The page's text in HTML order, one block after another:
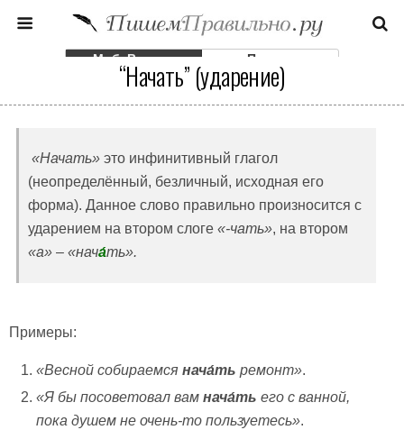
Моб. Версия Полная
“Начать” (ударение)
«Начать» это инфинитивный глагол
(неопределённый, безличный, исходная его
форма). Данное слово правильно произносится с
ударением на втором слоге «-чать», на втором
«а» – «нача́ть».
Примеры:
«Весной собираемсянача́ть ремонт».
«Я бы посоветовал вамнача́ть его с ванной,
пока душем не очень-то пользуетесь».